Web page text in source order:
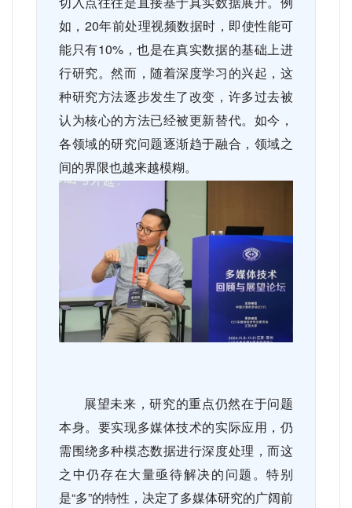
如， 20年前处理视频数据时，即使性能可
能只有10%，也是在真实数据的基础上进
行研究。然而，随着深度学习的兴起，这
种研究方法逐步发生了改变，许多过去被
认为核心的方法已经被更新替代。如今，
各领域的研究问题逐渐趋于融合，领域之
间的界限也越来越模糊。
展望未来，研究的重点仍然在于问题
本身。要实现多媒体技术的实际应用，仍
需围绕多种模态数据进行深度处理，而这
之中仍存在大量亟待解决的问题。特别
是“多”的特性，决定了多媒体研究的广阔前